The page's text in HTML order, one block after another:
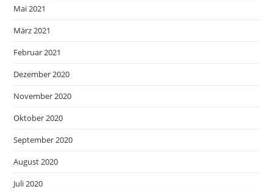
Mai 2021
März 2021
Februar 2021
Dezember 2020
November 2020
Oktober 2020
September 2020
August 2020
Juli 2020